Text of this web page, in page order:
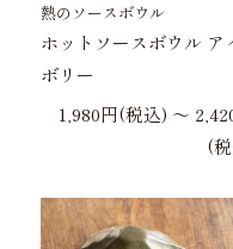
熱のソースボウル
ホットソースボウル ア
ボリー
1,980円(税込) 〜
(